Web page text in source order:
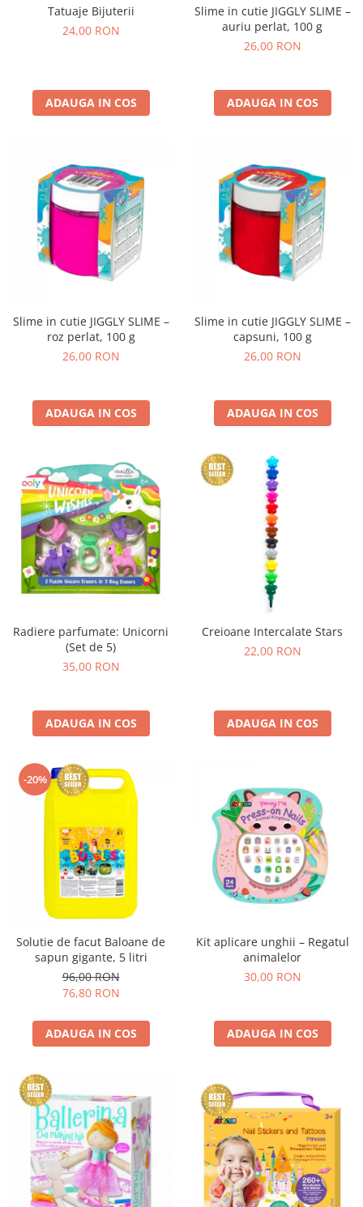
Tatuaje Bijuterii
24,00 RON
ADAUGA IN COS
Slime in cutie JIGGLY SLIME –
auriu perlat, 100 g
26,00 RON
ADAUGA IN COS
Slime in cutie JIGGLY SLIME –
roz perlat, 100 g
26,00 RON
ADAUGA IN COS
Slime in cutie JIGGLY SLIME –
capsuni, 100 g
26,00 RON
ADAUGA IN COS
Radiere parfumate: Unicorni
(Set de 5)
35,00 RON
ADAUGA IN COS
Creioane Intercalate Stars
22,00 RON
ADAUGA IN COS
-20%
Solutie de facut Baloane de
sapun gigante, 5 litri
96,00 RON
76,80 RON
ADAUGA IN COS
Kit aplicare unghii – Regatul
animalelor
30,00 RON
ADAUGA IN COS